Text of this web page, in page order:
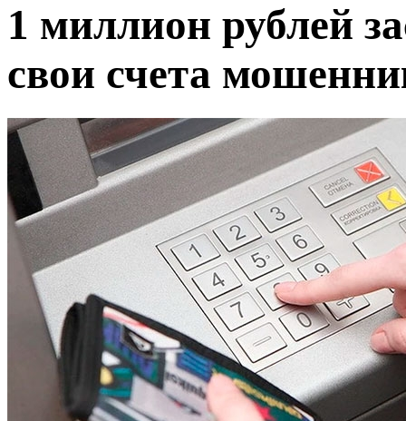
1 миллион рублей
свои счета